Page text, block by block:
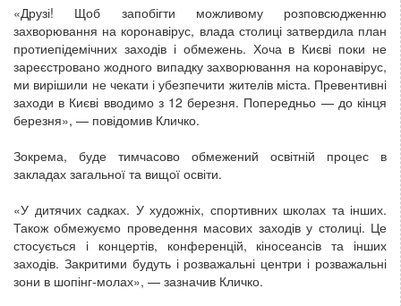
«Друзі! Щоб запобігти можливому розповсюдженню
захворювання на коронавірус, влада столиці затвердила план
протиепідемічних заходів і обмежень. Хоча в Києві поки не
зареєстровано жодного випадку захворювання на коронавірус,
ми вирішили не чекати і убезпечити жителів міста. Превентивні
заходи в Києві вводимо з 12 березня. Попередньо — до кінця
березня», — повідомив Кличко.
Зокрема, буде тимчасово обмежений освітній процес в
закладах загальної та вищої освіти.
«У дитячих садках. У художніх, спортивних школах та інших.
Також обмежуємо проведення масових заходів у столиці. Це
стосується і концертів, конференцій, кіносеансів та інших
заходів. Закритими будуть і розважальні центри і розважальні
зони в шопінг-молах», — зазначив Кличко.